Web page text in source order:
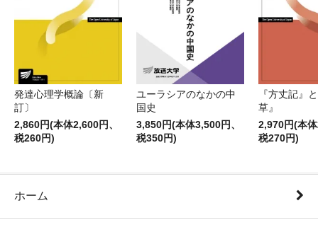
発達心理学概論〔新
訂〕
2,860円(本体2,600円、
税260円)
ユーラシアのなかの中
国史
3,850円(本体3,500円、
税350円)
『方丈記』
草』
2,970円(本
税270円)
ホーム